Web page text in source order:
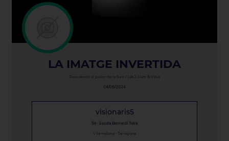
LA IMATGE INVERTIDA
Descobreix el poder de la llum / Lab3 Llum & Visió
04/06/2024
visionaris5
5è · Escola Bernardí Tolrà
Vila-rodona · Tarragona